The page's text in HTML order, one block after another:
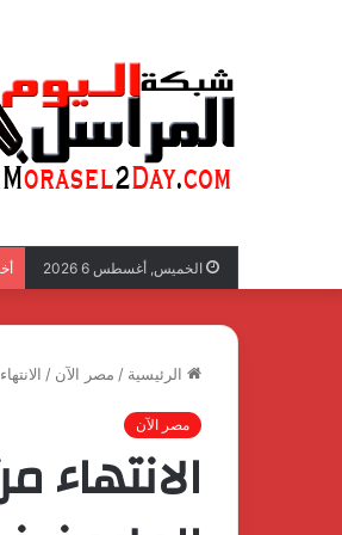
الخميس, أغسطس 6 2026
الرئيسية / مصر الآن /
مصر الآن